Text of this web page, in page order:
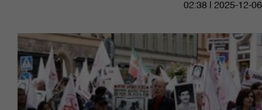
02:38 | 2025-12-06